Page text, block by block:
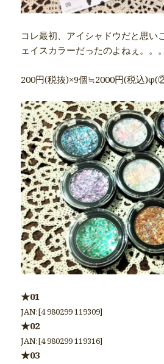
コレ最初、アイシャドウだと思い
ェイスカラーだったのよねぇ。。。
200円(税抜)×9個≒2000円(税込
★01
JAN:[4 980299 119309]
★02
JAN:[4 980299 119316]
★03